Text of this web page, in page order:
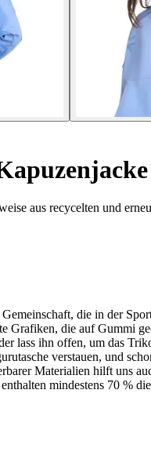
aus recycelten und
die in der
Grafiken, die auf Gummi
lass ihn offen, um das
verstauen, und
Materialien hilft uns
mindestens 70 %